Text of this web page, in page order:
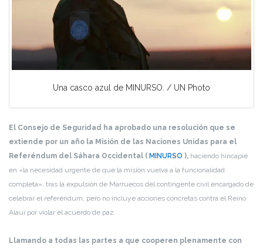
Una casco azul de MINURSO. / UN Photo
El Consejo de Seguridad ha aprobado una resolución que se
extiende por un año la Misión de las Naciones Unidas para el
Referéndum del Sáhara Occidental ( MINURSO ), haciendo hincapié
en «la necesidad urgente de que la misión vuelva a la funcionalidad
completa», tras la expulsión de Marruecos del contingente civil encargado de
celebrar el referéndum, pero no incluye acciones concretas contra el Reino
Alauí por violar el acuerdo de paz.
Llamando a todas las partes a que cooperen plenamente con